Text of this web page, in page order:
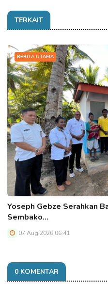
TERKAIT
BERITA UTAMA
Yoseph Gebze Serahkan
Sembako…
07 Aug 2026 06:41
0 KOMENTAR